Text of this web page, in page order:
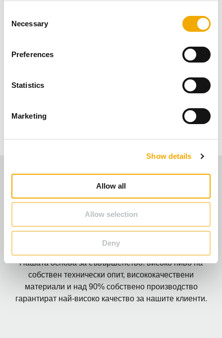
Necessary
Preferences
Statistics
Marketing
Show details
Allow all
Allow selection
Deny
димни газове и комини, ние предлагаме уникални,
високо енергийно ефективни продукти от керамика и
благополучие и хармония. При ново строителство и
здравословна и комфортна атмосфера.
Изключително качество
Нашата основа за съвършенство: високо ниво на
собствен технически опит, висококачествени
материали и над 90% собствено производство
гарантират най-високо качество за нашите клиенти.